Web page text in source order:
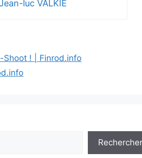
luc VALKIE
Shoot ! | Finrod.info
Rechercher